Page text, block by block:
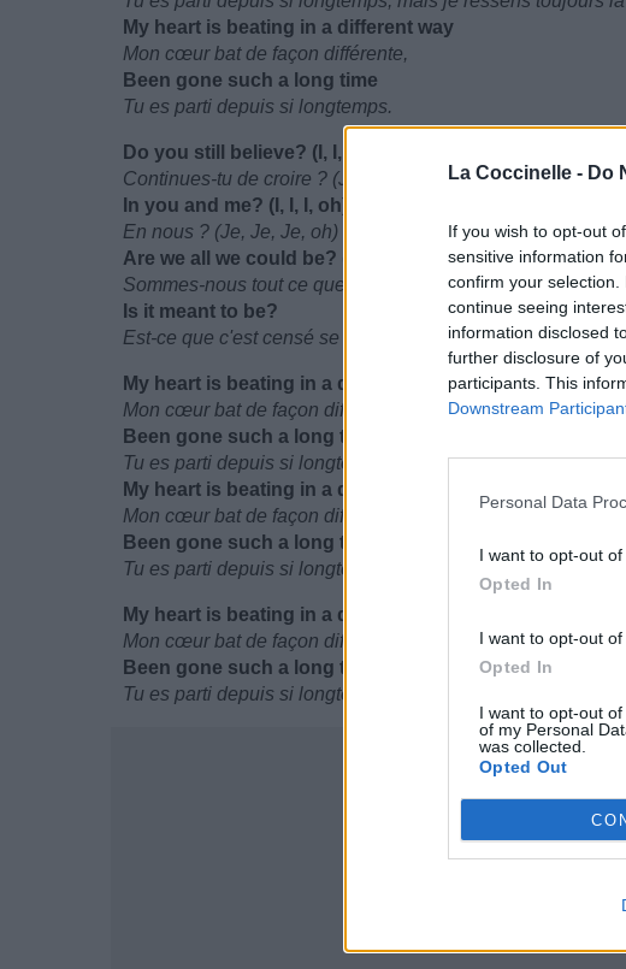
La Coccinelle - Do
If you wish to opt-out
sensitive information
confirm your
continue seeing
information disclosed
further disclosure of
participants. This
Downstream
Personal Data
I want to opt-out
Opted In
I want to opt-out
Opted In
I want to opt-out
of my Personal
was collected.
Opted Out
My heart is beating in a different way
Mon cœur bat de façon différente,
Been gone such a long time
Tu es parti depuis si longtemps.
Do you still believe? (I, I, I, oh)
Continues-tu de croire ? (Je, Je, Je, oh)
In you and me? (I, I, I, oh)
En nous ? (Je, Je, Je, oh)
Are we all we could be? (I, I, I, oh)
Sommes-nous tout ce que nous pourrions être ? (Je, Je,
Is it meant to be?
Est-ce que c'est censé se passer comme ça ?
My heart is beating in a different way
Mon cœur bat de façon différente,
Been gone such a long time and I feel the same
Tu es parti depuis si longtemps, mais je ressens toujours
My heart is beating in a different way
Mon cœur bat de façon différente,
Been gone such a long time
Tu es parti depuis si longtemps.
My heart is beating in a different way
Mon cœur bat de façon différente,
Been gone such a long time
Tu es parti depuis si longtemps.